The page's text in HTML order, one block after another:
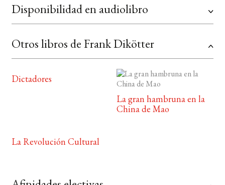
Disponibilidad en audiolibro
Otros libros de Frank Dikötter
Dictadores
La gran hambruna en la
China de Mao
La Revolución Cultural